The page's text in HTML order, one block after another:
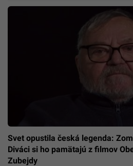
Svet opustila česká legenda:
Diváci si ho pamätajú z filmov
Zubejdy